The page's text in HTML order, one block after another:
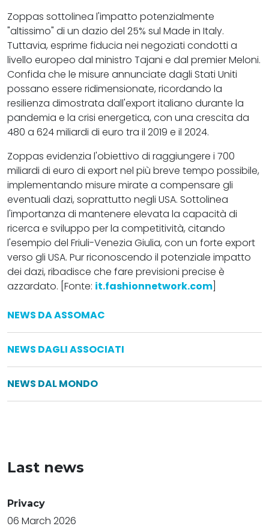
Zoppas sottolinea l'impatto potenzialmente
"altissimo" di un dazio del 25% sul Made in Italy.
Tuttavia, esprime fiducia nei negoziati condotti a
livello europeo dal ministro Tajani e dal premier Meloni.
Confida che le misure annunciate dagli Stati Uniti
possano essere ridimensionate, ricordando la
resilienza dimostrata dall'export italiano durante la
pandemia e la crisi energetica, con una crescita da
480 a 624 miliardi di euro tra il 2019 e il 2024.
Zoppas evidenzia l'obiettivo di raggiungere i 700
miliardi di euro di export nel più breve tempo possibile,
implementando misure mirate a compensare gli
eventuali dazi, soprattutto negli USA. Sottolinea
l'importanza di mantenere elevata la capacità di
ricerca e sviluppo per la competitività, citando
l'esempio del Friuli-Venezia Giulia, con un forte export
verso gli USA. Pur riconoscendo il potenziale impatto
dei dazi, ribadisce che fare previsioni precise è
azzardato. [Fonte: it.fashionnetwork.com
NEWS DA ASSOMAC
NEWS DAGLI ASSOCIATI
NEWS DAL MONDO
Last news
Privacy
06 March 2026